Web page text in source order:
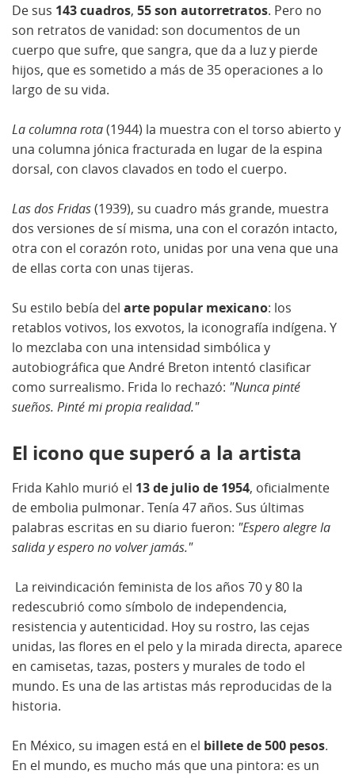
De sus 143 cuadros, 55 son autorretratos. Pero no
son retratos de vanidad: son documentos de un
cuerpo que sufre, que sangra, que da a luz y pierde
hijos, que es sometido a más de 35 operaciones a lo
largo de su vida.
La columna rota(1944) la muestra con el torso abierto y
una columna jónica fracturada en lugar de la espina
dorsal, con clavos clavados en todo el cuerpo.
Las dos Fridas(1939), su cuadro más grande, muestra
dos versiones de sí misma, una con el corazón intacto,
otra con el corazón roto, unidas por una vena que una
de ellas corta con unas tijeras.
Su estilo bebía del arte popular mexicano: los
retablos votivos, los exvotos, la iconografía indígena. Y
lo mezclaba con una intensidad simbólica y
autobiográfica que André Breton intentó clasificar
como surrealismo. Frida lo rechazó: "Nunca pinté
sueños. Pinté mi propia realidad."
El icono que superó a la artista
Frida Kahlo murió el 13 de julio de 1954, oficialmente
de embolia pulmonar. Tenía 47 años. Sus últimas
palabras escritas en su diario fueron: "Espero alegre la
salida y espero no volver jamás."
La reivindicación feminista de los años 70 y 80 la
redescubrió como símbolo de independencia,
resistencia y autenticidad. Hoy su rostro, las cejas
unidas, las flores en el pelo y la mirada directa, aparece
en camisetas, tazas, posters y murales de todo el
mundo. Es una de las artistas más reproducidas de la
historia.
En México, su imagen está en el billete de 500 pesos.
En el mundo, es mucho más que una pintora: es un